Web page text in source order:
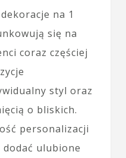
na 1
się na
coraz częściej
styl oraz
o bliskich.
personalizacji
ulubione